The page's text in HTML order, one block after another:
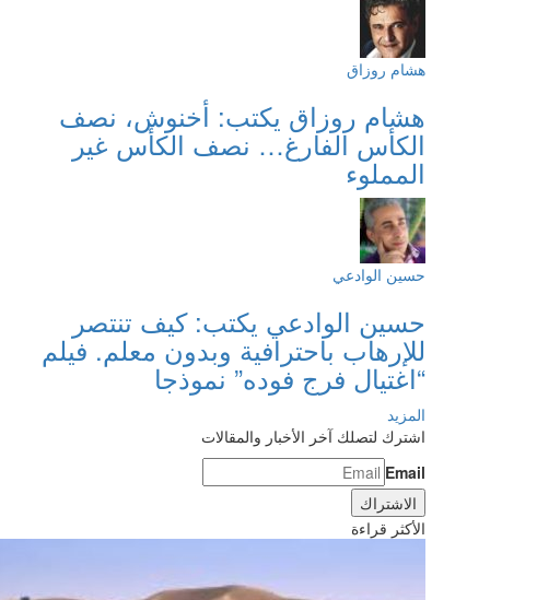
هشام روزاق
هشام روزاق يكتب: أخنوش، نصف
الكأس الفارغ… نصف الكأس غير
المملوء
حسين الوادعي
حسين الوادعي يكتب: كيف تنتصر
للإرهاب باحترافية وبدون معلم. فيلم
“اغتيال فرج فوده” نموذجا
المزيد
اشترك لتصلك آخر الأخبار والمقالات
Email
الأكثر قراءة